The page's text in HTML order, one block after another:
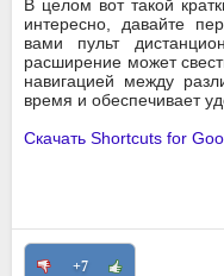
В целом вот такой
интересно, давайте
вами пульт
расширение может
навигацией между
время и обеспечивает
Скачать Shortcuts for
+7